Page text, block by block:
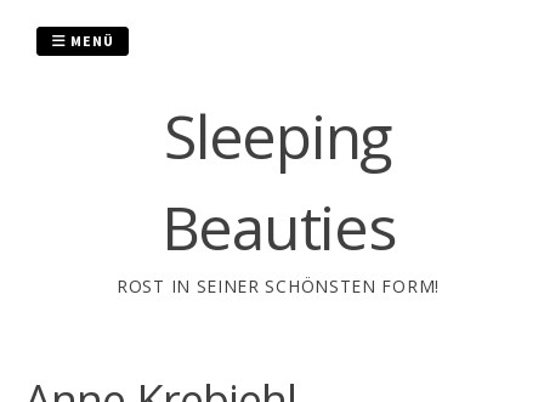
Sleeping
Beauties
ROST IN SEINER SCHÖNSTEN FORM!
MENÜ